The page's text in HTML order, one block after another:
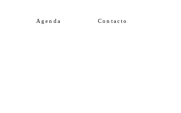
Agenda Contacto